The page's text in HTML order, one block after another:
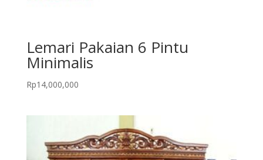
Lemari Pakaian 6 Pintu
Minimalis
Rp14,000,000